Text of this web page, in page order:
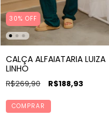
30% OFF
CALÇA ALFAIATARIA LUIZA
LINHO
R$269,90 R$188,93
COMPRAR